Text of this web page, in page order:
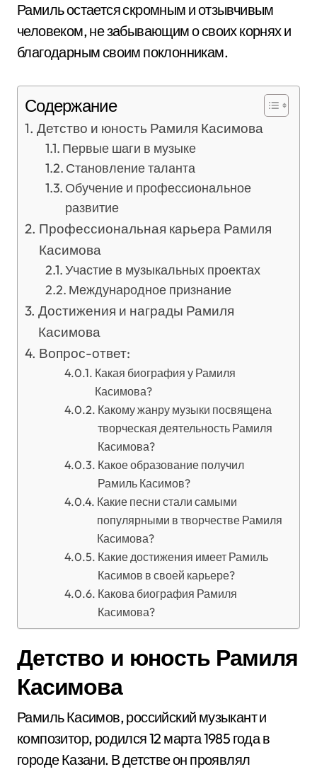
Рамиль остается скромным и отзывчивым
человеком, не забывающим о своих корнях и
благодарным своим поклонникам.
Содержание
Детство и юность Рамиля Касимова
Первые шаги в музыке
Становление таланта
Обучение и профессиональное
развитие
Профессиональная карьера Рамиля
Касимова
Участие в музыкальных проектах
Международное признание
Достижения и награды Рамиля
Касимова
Вопрос-ответ:
Какая биография у Рамиля
Касимова?
Какому жанру музыки посвящена
творческая деятельность Рамиля
Касимова?
Какое образование получил
Рамиль Касимов?
Какие песни стали самыми
популярными в творчестве Рамиля
Касимова?
Какие достижения имеет Рамиль
Касимов в своей карьере?
Какова биография Рамиля
Касимова?
Детство и юность Рамиля
Касимова
Рамиль Касимов, российский музыкант и
композитор, родился 12 марта 1985 года в
городе Казани. В детстве он проявлял